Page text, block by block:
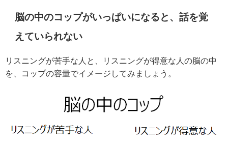
脳の中のコップがいっぱいになると、話を覚
えていられない
リスニングが苦手な人と、リスニングが得意な人の脳の中
を、コップの容量でイメージしてみましょう。